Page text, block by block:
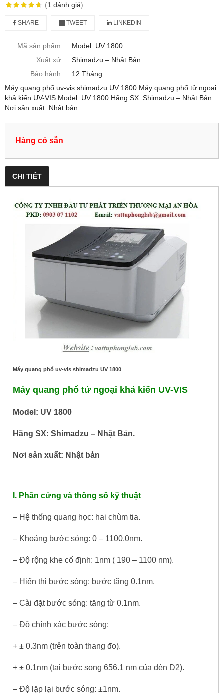
(1 đánh giá)
SHARE TWEET LINKEDIN
Mã sản phẩm :
Model: UV 1800
Xuất xứ :
Shimadzu – Nhật Bản.
Bảo hành :
12 Tháng
Máy quang phổ uv-vis shimadzu UV 1800 Máy quang phổ tử ngoại
khả kiến UV-VIS Model: UV 1800 Hãng SX: Shimadzu – Nhật Bản.
Nơi sản xuất: Nhật bản
Hàng có sẵn
CHI TIẾT
Máy quang phổ uv-vis shimadzu UV 1800
Máy quang phổ tử ngoại khả kiến UV-VIS
Model: UV 1800
Hãng SX: Shimadzu – Nhật Bản.
Nơi sản xuất: Nhật bản
I. Phần cứng và thông số kỹ thuật
– Hệ thống quang học: hai chùm tia.
– Khoảng bước sóng: 0 – 1100.0nm.
– Độ rộng khe cố định: 1nm ( 190 – 1100 nm).
– Hiển thị bước sóng: bước tăng 0.1nm.
– Cài đặt bước sóng: tăng từ 0.1nm.
– Độ chính xác bước sóng:
+ ± 0.3nm (trên toàn thang đo).
+ ± 0.1nm (tại bước song 656.1 nm của đèn D2).
– Độ lặp lại bước sóng: ±1nm.